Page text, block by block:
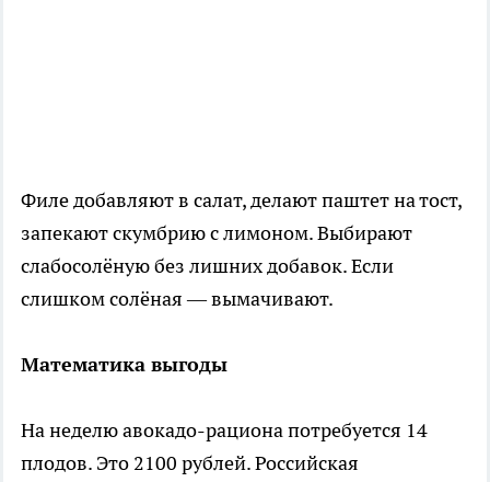
Филе добавляют в салат, делают паштет на тост,
запекают скумбрию с лимоном. Выбирают
слабосолёную без лишних добавок. Если
слишком солёная — вымачивают.
Математика выгоды
На неделю авокадо-рациона потребуется 14
плодов. Это 2100 рублей. Российская